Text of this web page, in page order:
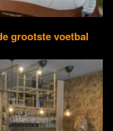
grootste voetbal